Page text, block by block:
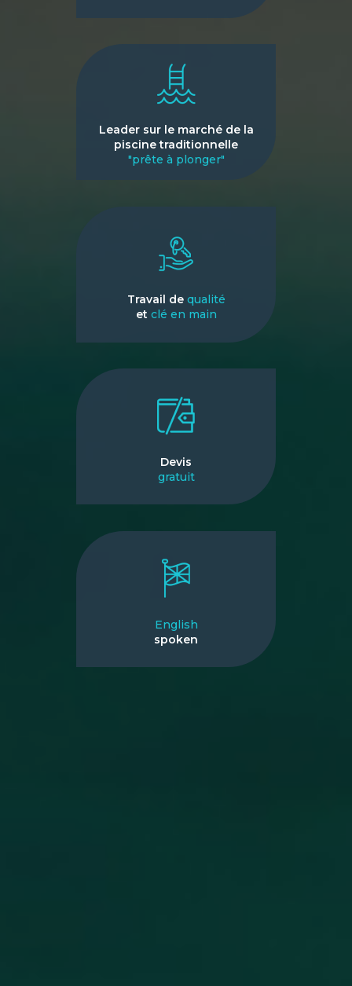
Leader sur le marché de la
piscine traditionnelle
"prête à plonger"
Travail de qualité
et clé en main
Devis
gratuit
English
spoken